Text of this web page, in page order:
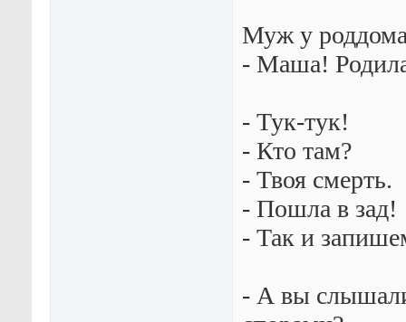
Муж у
- Маша!
- Тук-тук!
- Кто там?
- Твоя смерть.
- Пошла в зад!
- Так и
- А вы